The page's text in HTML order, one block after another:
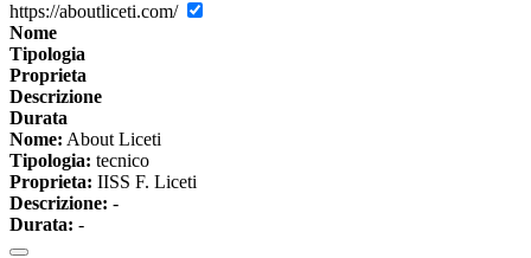
https://aboutliceti.com/
Nome
Tipologia
Proprieta
Descrizione
Durata
Nome: About Liceti
Tipologia: tecnico
Proprieta: IISS F. Liceti
Descrizione: -
Durata: -